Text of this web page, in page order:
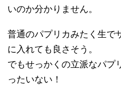
いのか分かりません。
普通のパプリカみたく生で
に入れても良さそう。
でもせっかくの立派なパプ
ったいない！